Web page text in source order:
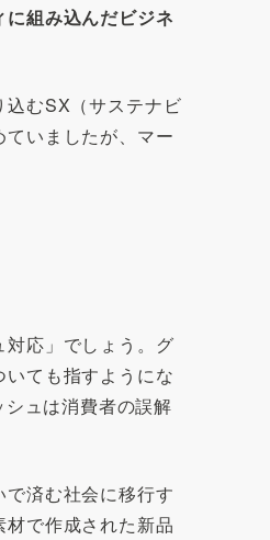
組み込んだビジネ
込むSX（サステナビ
いましたが、マー
応」でしょう。グ
ても指すようにな
ュは消費者の誤解
済む社会に移行す
で作成された新品